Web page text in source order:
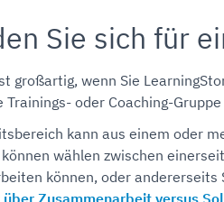
Sie sich für
großartig, wenn Sie
oder Coaching-
kann aus einem oder
wählen zwischen
können, oder
über Zusammenarbeit versus